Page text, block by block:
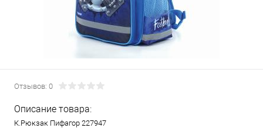
Отзывов: 0
Описание товара:
К.Рюкзак Пифагор 227947